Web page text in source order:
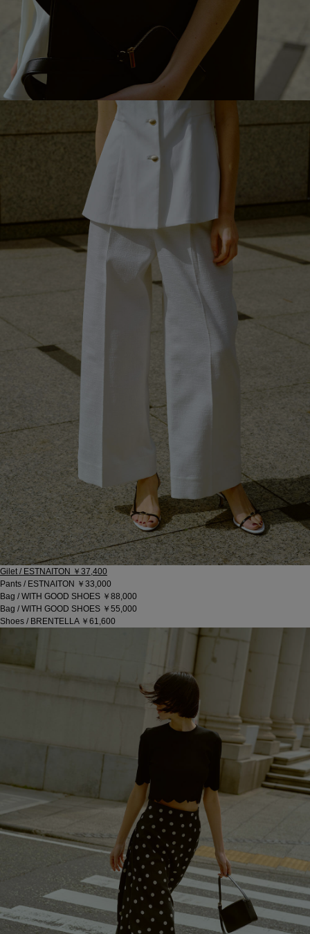
Gilet / ESTNAITON ￥37,400
Pants / ESTNAITON ￥33,000
Bag / WITH GOOD SHOES ￥88,000
Bag / WITH GOOD SHOES ￥55,000
Shoes / BRENTELLA ￥61,600